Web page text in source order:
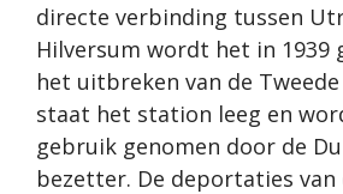
directe verbinding tussen
Hilversum wordt het in 1939
het uitbreken van de
staat het station leeg en
gebruik genomen door de
bezetter. De deportaties